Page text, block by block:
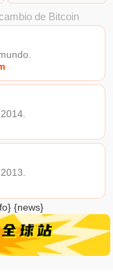
de Bitcoin
{news}